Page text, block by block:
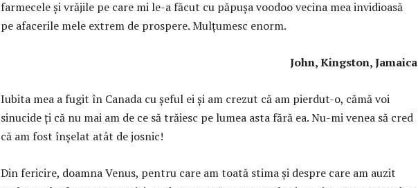
farmecele și vrăjile pe care mi le-a făcut cu păpușa voodoo vecina mea invidioasă
pe afacerile mele extrem de prospere. Mulţumesc enorm.
John, Kingston, Jamaica
Iubita mea a fugit în Canada cu şeful ei şi am crezut că am pierdut-o, cămă voi
sinucide ți că nu mai am de ce să trăiesc pe lumea asta fără ea. Nu-mi venea să cred
că am fost înşelat atât de josnic!
Din fericire, doamna Venus, pentru care am toată stima și despre care am auzit